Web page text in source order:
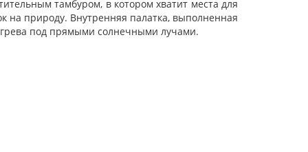
тамбуром, в котором хватит места для
на природу. Внутренняя палатка, выполненная
под прямыми солнечными лучами.